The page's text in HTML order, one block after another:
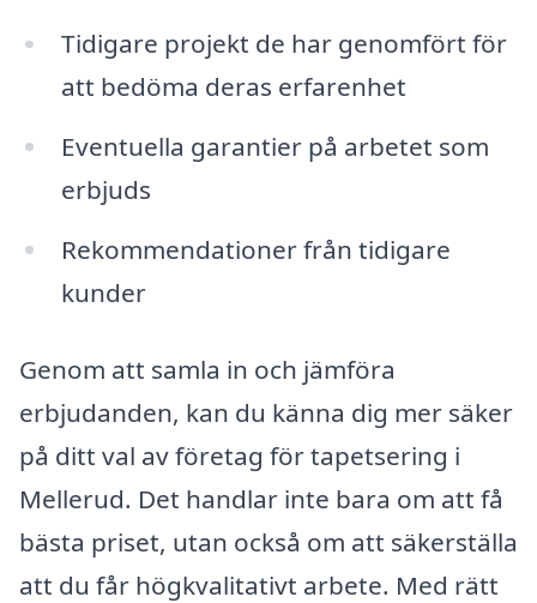
Tidigare projekt de har genomfört för
att bedöma deras erfarenhet
Eventuella garantier på arbetet som
erbjuds
Rekommendationer från tidigare
kunder
Genom att samla in och jämföra
erbjudanden, kan du känna dig mer säker
på ditt val av företag för tapetsering i
Mellerud. Det handlar inte bara om att få
bästa priset, utan också om att säkerställa
att du får högkvalitativt arbete. Med rätt